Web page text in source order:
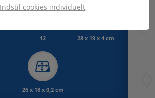
12 28 x 19 x 4 cm
26 x 18 x 0,2 cm
Indstil cookies individuelt